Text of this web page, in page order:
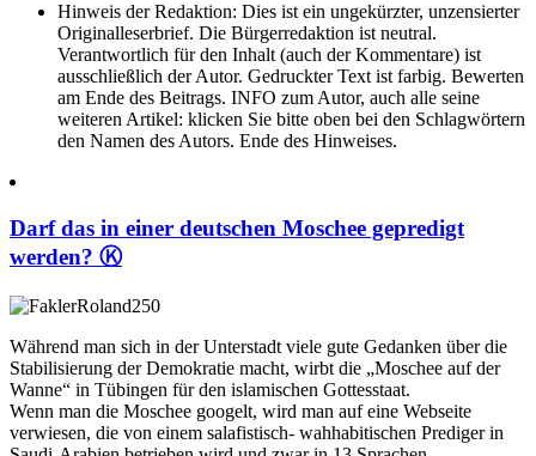
Hinweis der Redaktion: Dies ist ein ungekürzter, unzensierter
Originalleserbrief. Die Bürgerredaktion ist neutral.
Verantwortlich für den Inhalt (auch der Kommentare) ist
ausschließlich der Autor. Gedruckter Text ist farbig. Bewerten
am Ende des Beitrags. INFO zum Autor, auch alle seine
weiteren Artikel: klicken Sie bitte oben bei den Schlagwörtern
den Namen des Autors. Ende des Hinweises.
Darf das in einer deutschen Moschee gepredigt
werden? Ⓚ
Während man sich in der Unterstadt viele gute Gedanken über die
Stabilisierung der Demokratie macht, wirbt die „Moschee auf der
Wanne“ in Tübingen für den islamischen Gottesstaat.
Wenn man die Moschee googelt, wird man auf eine Webseite
verwiesen, die von einem salafistisch- wahhabitischen Prediger in